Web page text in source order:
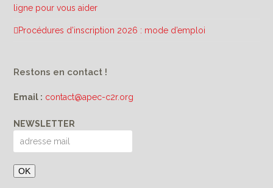
ligne pour vous aider
Procédures d’inscription 2026 : mode d’emploi
Restons en contact !
Email : contact@apec-c2r.org
NEWSLETTER